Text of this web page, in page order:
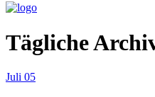
Tägliche
Juli 05